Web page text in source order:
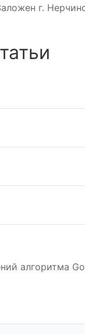
г.
алгоритма